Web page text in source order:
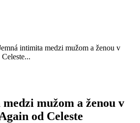
intimita medzi mužom a ženou v
mužom a ženou v
od Celeste